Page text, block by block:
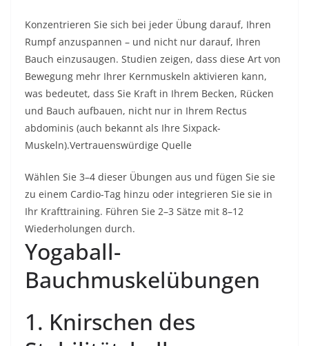
Konzentrieren Sie sich bei jeder Übung darauf, Ihren
Rumpf anzuspannen – und nicht nur darauf, Ihren
Bauch einzusaugen. Studien zeigen, dass diese Art von
Bewegung mehr Ihrer Kernmuskeln aktivieren kann,
was bedeutet, dass Sie Kraft in Ihrem Becken, Rücken
und Bauch aufbauen, nicht nur in Ihrem Rectus
abdominis (auch bekannt als Ihre Sixpack-
Muskeln).Vertrauenswürdige Quelle
Wählen Sie 3–4 dieser Übungen aus und fügen Sie sie
zu einem Cardio-Tag hinzu oder integrieren Sie sie in
Ihr Krafttraining. Führen Sie 2–3 Sätze mit 8–12
Wiederholungen durch.
Yogaball-
Bauchmuskelübungen
1. Knirschen des